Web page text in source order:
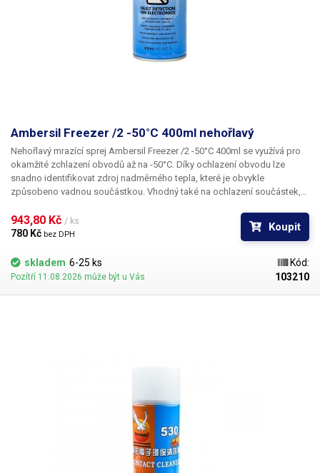
Ambersil Freezer /2 -50°C 400ml nehořlavý
Nehořlavý mrazící sprej Ambersil Freezer /2 -50°C 400ml se využívá pro
okamžité zchlazení obvodů až na -50°C. Díky ochlazení obvodu lze
snadno identifikovat zdroj nadměrného tepla, které je obvykle
způsobeno vadnou součástkou. Vhodný také na ochlazení součástek,
ochranu před zničením. Dále lze sprej Ambersil využít při kontrole a
nastavování termospínačů, termistorů, tepelných měřících sond a
Ambersil má více využití, lze jej použít například na povolování šroubů,
krátkodobé chlazení nebo pro okamžité odstranění lepivých látek (např.
943,80 Kč / ks
780 Kč bez DPH
Koupit
skladem 6-25 ks
Pozítří 11.08.2026 může být u Vás
Kód:
103210